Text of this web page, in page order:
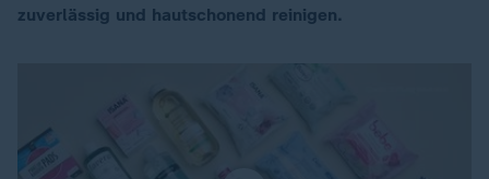
zuverlässig und hautschonend reinigen.